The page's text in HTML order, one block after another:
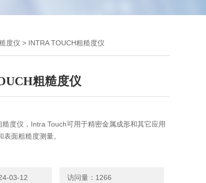
度仪 > INTRA TOUCH粗糙度仪
粗糙度仪
糙度仪，Intra Touch可用于精密金属成形和其它应用
面粗糙度测量。
03-12 访问量：1266